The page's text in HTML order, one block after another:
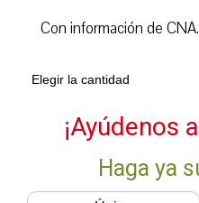
Con información de CNA.